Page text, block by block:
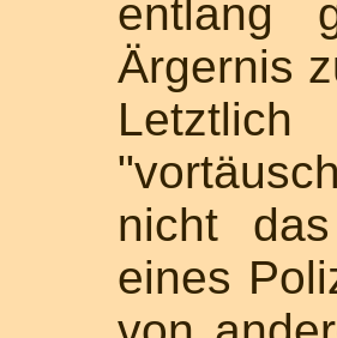
entlang
Ärgernis
nicht
eines